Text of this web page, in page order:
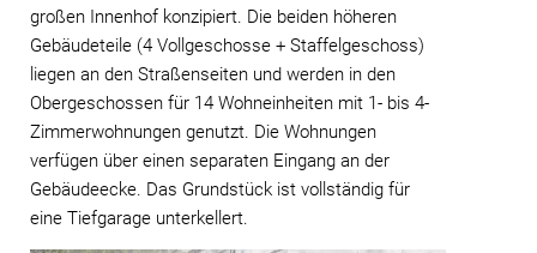
großen Innenhof konzipiert. Die beiden höheren
Gebäudeteile (4 Vollgeschosse + Staffelgeschoss)
liegen an den Straßenseiten und werden in den
Obergeschossen für 14 Wohneinheiten mit 1- bis 4-
Zimmerwohnungen genutzt. Die Wohnungen
verfügen über einen separaten Eingang an der
Gebäudeecke. Das Grundstück ist vollständig für
eine Tiefgarage unterkellert.